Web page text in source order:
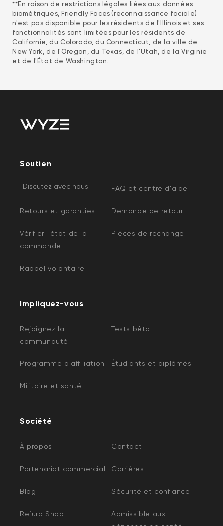
**En raison de restrictions légales liées aux données
biométriques, Friendly Faces (reconnaissance faciale)
n'est pas disponible pour les résidents de l'Illinois et ses
fonctionnalités sont limitées pour les résidents de
Californie, du Colorado, du Connecticut, de la ville de
New York, de l'Oregon, du Texas, de l'Utah, de la Virginie
et de l'État de Washington.
Soutien
Discutez avec nous FAQ et centre d'aide
Retours et garanties Demande de retour
Vérifier l'état de la
commande
Pièces de rechange
Rappel volontaire
Impliquez-vous
Rejoignez la
communauté
Tests bêta
Programme d'affiliation Étudiants et diplômés
Militaire et santé
Société
À propos Contact
Partenariat commercial Carrières
Blog Sécurité et confiance
Refurb Shop
Admissible aux